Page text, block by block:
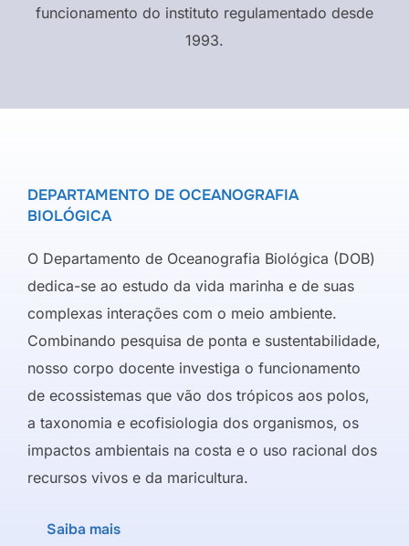
funcionamento do instituto regulamentado desde
1993.
DEPARTAMENTO DE OCEANOGRAFIA
BIOLÓGICA
O Departamento de Oceanografia Biológica (DOB)
dedica-se ao estudo da vida marinha e de suas
complexas interações com o meio ambiente.
Combinando pesquisa de ponta e sustentabilidade,
nosso corpo docente investiga o funcionamento
de ecossistemas que vão dos trópicos aos polos,
a taxonomia e ecofisiologia dos organismos, os
impactos ambientais na costa e o uso racional dos
recursos vivos e da maricultura.
Saiba mais